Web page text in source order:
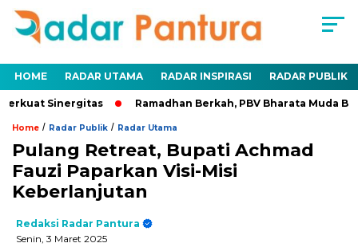
HOME RADAR UTAMA RADAR INSPIRASI RADAR PUBLIK
Sinergitas Ramadhan Berkah, PBV Bharata Muda
Home / Radar Publik / Radar Utama
Pulang Retreat, Bupati Achmad
Fauzi Paparkan Visi-Misi
Keberlanjutan
Redaksi Radar Pantura
Senin, 3 Maret 2025